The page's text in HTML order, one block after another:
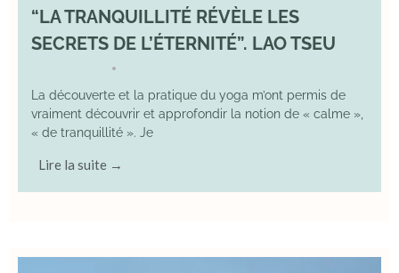
“LA TRANQUILLITÉ RÉVÈLE LES
SECRETS DE L’ÉTERNITÉ”. LAO TSEU
•
La découverte et la pratique du yoga m’ont permis de
vraiment découvrir et approfondir la notion de « calme »,
« de tranquillité ». Je
Lire la suite →